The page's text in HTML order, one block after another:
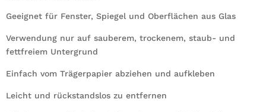
Geeignet für Fenster, Spiegel und Oberflächen aus Glas
Verwendung nur auf sauberem, trockenem, staub- und
fettfreiem Untergrund
Einfach vom Trägerpapier abziehen und aufkleben
Leicht und rückstandslos zu entfernen